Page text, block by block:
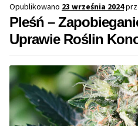
Opublikowano 23 września 2024
Pleśń –
Uprawie Roślin